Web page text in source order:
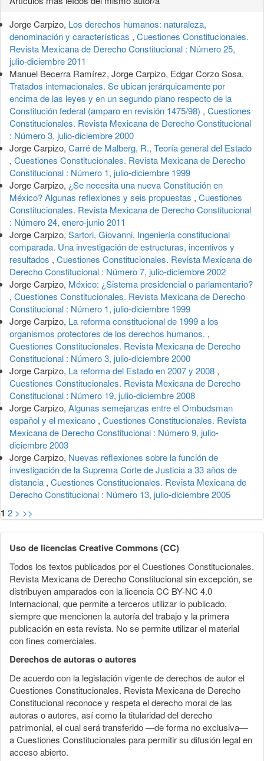
del
artículo
Jorge Carpizo, Los derechos humanos: naturaleza,
denominación y características , Cuestiones Constitucionales.
Revista Mexicana de Derecho Constitucional : Número 25,
julio-diciembre 2011
Manuel Becerra Ramírez, Jorge Carpizo, Edgar Corzo Sosa,
Tratados internacionales. Se ubican jerárquicamente por
encima de las leyes y en un segundo plano respecto de la
Constitución federal (amparo en revisión 1475/98) , Cuestiones
Constitucionales. Revista Mexicana de Derecho Constitucional
: Número 3, julio-diciembre 2000
Jorge Carpizo, Carré de Malberg, R., Teoría general del Estado
, Cuestiones Constitucionales. Revista Mexicana de Derecho
Constitucional : Número 1, julio-diciembre 1999
Jorge Carpizo, ¿Se necesita una nueva Constitución en
México? Algunas reflexiones y seis propuestas , Cuestiones
Constitucionales. Revista Mexicana de Derecho Constitucional
: Número 24, enero-junio 2011
Jorge Carpizo, Sartori, Giovanni, Ingeniería constitucional
comparada. Una investigación de estructuras, incentivos y
resultados , Cuestiones Constitucionales. Revista Mexicana de
Derecho Constitucional : Número 7, julio-diciembre 2002
Jorge Carpizo, México: ¿Sistema presidencial o parlamentario?
, Cuestiones Constitucionales. Revista Mexicana de Derecho
Constitucional : Número 1, julio-diciembre 1999
Jorge Carpizo, La reforma constitucional de 1999 a los
organismos protectores de los derechos humanos. ,
Cuestiones Constitucionales. Revista Mexicana de Derecho
Constitucional : Número 3, julio-diciembre 2000
Jorge Carpizo, La reforma del Estado en 2007 y 2008 ,
Cuestiones Constitucionales. Revista Mexicana de Derecho
Constitucional : Número 19, julio-diciembre 2008
Jorge Carpizo, Algunas semejanzas entre el Ombudsman
español y el mexicano , Cuestiones Constitucionales. Revista
Mexicana de Derecho Constitucional : Número 9, julio-
diciembre 2003
Jorge Carpizo, Nuevas reflexiones sobre la función de
investigación de la Suprema Corte de Justicia a 33 años de
distancia , Cuestiones Constitucionales. Revista Mexicana de
Derecho Constitucional : Número 13, julio-diciembre 2005
1 2 > >>
Uso de licencias Creative Commons (CC)
Todos los textos publicados por el Cuestiones Constitucionales.
Revista Mexicana de Derecho Constitucional sin excepción, se
distribuyen amparados con la licencia CC BY-NC 4.0
Internacional, que permite a terceros utilizar lo publicado,
siempre que mencionen la autoría del trabajo y la primera
publicación en esta revista. No se permite utilizar el material
con fines comerciales.
Derechos de autoras o autores
De acuerdo con la legislación vigente de derechos de autor el
Cuestiones Constitucionales. Revista Mexicana de Derecho
Constitucional reconoce y respeta el derecho moral de las
autoras o autores, así como la titularidad del derecho
patrimonial, el cual será transferido —de forma no exclusiva—
a Cuestiones Constitucionales para permitir su difusión legal en
acceso abierto.